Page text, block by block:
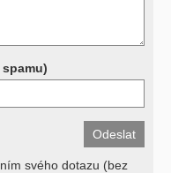
svého dotazu (bez